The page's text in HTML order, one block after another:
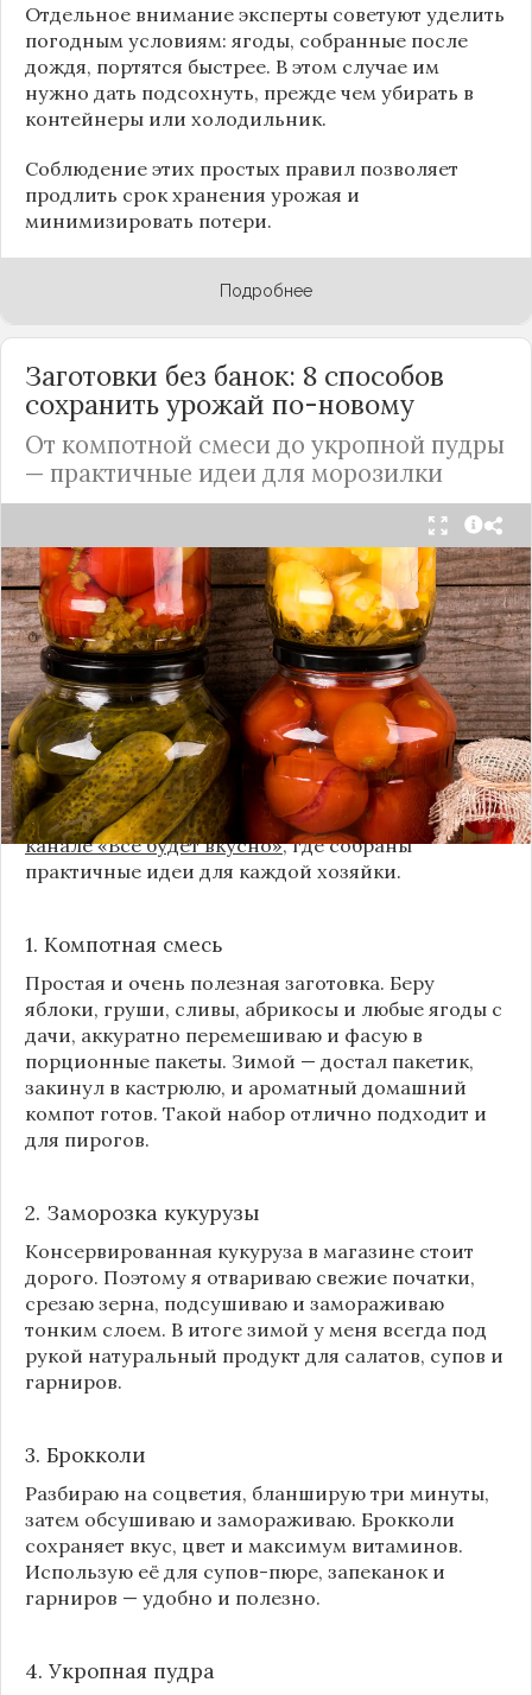
Отдельное внимание эксперты советуют уделить
погодным условиям: ягоды, собранные после
дождя, портятся быстрее. В этом случае им
нужно дать подсохнуть, прежде чем убирать в
контейнеры или холодильник.
Соблюдение этих простых правил позволяет
продлить срок хранения урожая и
минимизировать потери.
Подробнее
Заготовки без банок: 8 способов
сохранить урожай по-новому
От компотной смеси до укропной пудры
— практичные идеи для морозилки
Каждый год, когда приходит пора богатого
урожая, я стараюсь сохранить максимум летних
витаминов. Закатки в банки — это, безусловно,
классика, которая никуда не уходит из нашей
жизни. Но современный подход к хранению
продуктов показывает, что есть и более простые,
быстрые и удобные способы.
Сегодня я делюсь своими любимыми рецептами
без банок и долгих стерилизаций. Подробнее и с
пошаговыми инструкциями их можно найти на
канале «Все будет вкусно», где собраны
практичные идеи для каждой хозяйки.
1. Компотная смесь
Простая и очень полезная заготовка. Беру
яблоки, груши, сливы, абрикосы и любые ягоды с
дачи, аккуратно перемешиваю и фасую в
порционные пакеты. Зимой — достал пакетик,
закинул в кастрюлю, и ароматный домашний
компот готов. Такой набор отлично подходит и
для пирогов.
2. Заморозка кукурузы
Консервированная кукуруза в магазине стоит
дорого. Поэтому я отвариваю свежие початки,
срезаю зерна, подсушиваю и замораживаю
тонким слоем. В итоге зимой у меня всегда под
рукой натуральный продукт для салатов, супов и
гарниров.
3. Брокколи
Разбираю на соцветия, бланширую три минуты,
затем обсушиваю и замораживаю. Брокколи
сохраняет вкус, цвет и максимум витаминов.
Использую её для супов-пюре, запеканок и
гарниров — удобно и полезно.
4. Укропная пудра